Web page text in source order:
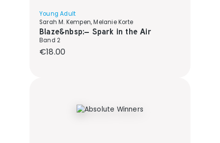
Young Adult
Sarah M. Kempen, Melanie Korte
Blaze&nbsp;– Spark in the Air
Band 2
Regular price:
€18.00